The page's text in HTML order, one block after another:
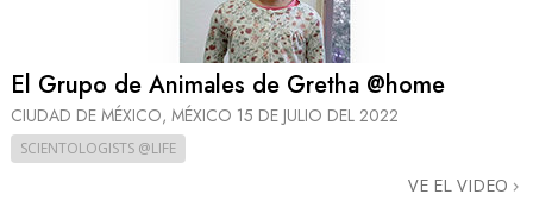
El Grupo de Animales de Gretha @home
CIUDAD DE MÉXICO, MÉXICO 15 DE JULIO DEL 2022
SCIENTOLOGISTS @LIFE
VE EL VIDEO